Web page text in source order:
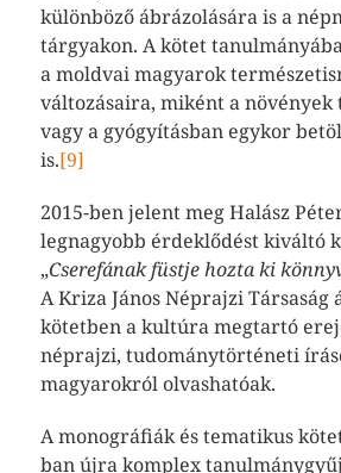
különböző ábrázolására is a
tárgyakon. A kötet
a moldvai magyarok
változásaira, miként a növények
vagy a gyógyításban egykor
is.[9]
2015-ben jelent meg Halász
legnagyobb érdeklődést kiváltó
„Cserefának füstje hozta ki
A Kriza János Néprajzi
kötetben a kultúra megtartó
néprajzi, tudománytörténeti
magyarokról olvashatóak.
A monográfiák és tematikus
ban újra komplex